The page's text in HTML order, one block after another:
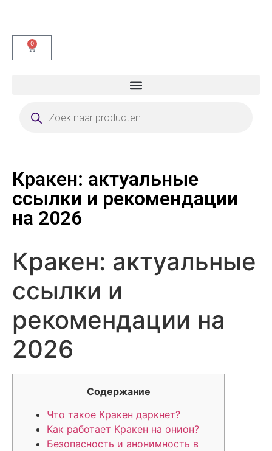
0
Кракен: актуальные
ссылки и рекомендации
на 2026
Кракен: актуальные
ссылки и
рекомендации на
2026
Содержание
Что такое Кракен даркнет?
Как работает Кракен на онион?
Безопасность и анонимность в